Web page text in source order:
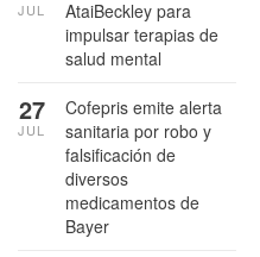
AtaiBeckley para
impulsar terapias de
salud mental
JUL
Cofepris emite alerta
sanitaria por robo y
falsificación de
diversos
medicamentos de
Bayer
27
JUL